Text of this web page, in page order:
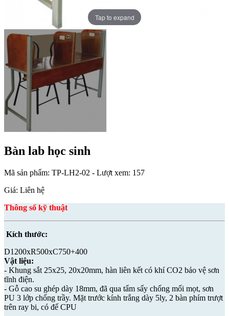
Tap to expand
Bàn lab học sinh
Mã sản phẩm: TP-LH2-02 - Lượt xem: 157
Giá: Liên hệ
Thông số kỹ thuật
Kích thước:
D1200xR500xC750+400
Vật liệu:
- Khung sắt 25x25, 20x20mm, hàn liên kết có khí CO2 bảo vệ sơn
tĩnh điện.
- Gỗ cao su ghép dày 18mm, đã qua tẩm sấy chống mối mọt, sơn
PU 3 lớp chống trầy. Mặt trước kính trắng dày 5ly, 2 bàn phím trượt
trên ray bi, có đế CPU